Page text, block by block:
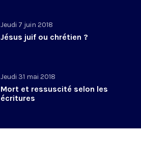
Jeudi 7 juin 2018
Jésus juif ou chrétien ?
Jeudi 31 mai 2018
Mort et ressuscité selon les
écritures